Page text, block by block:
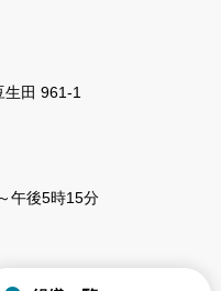
田 961-1
午後5時15分